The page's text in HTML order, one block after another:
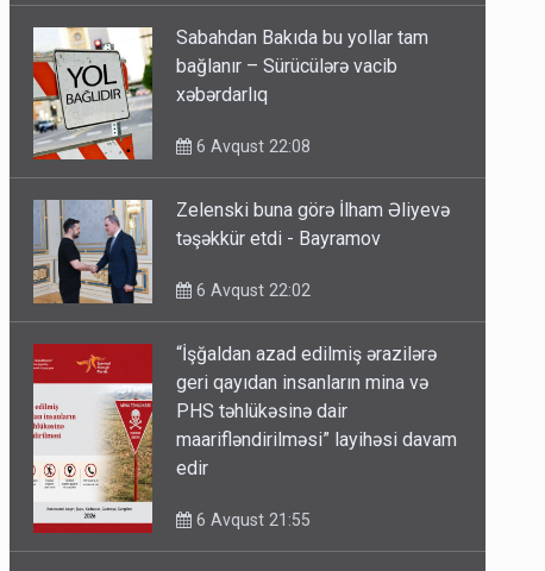
Sabahdan Bakıda bu yollar tam
bağlanır – Sürücülərə vacib
xəbərdarlıq
6 Avqust 22:08
Zelenski buna görə İlham Əliyevə
təşəkkür etdi - Bayramov
6 Avqust 22:02
“İşğaldan azad edilmiş ərazilərə
geri qayıdan insanların mina və
PHS təhlükəsinə dair
maarifləndirilməsi” layihəsi davam
edir
6 Avqust 21:55